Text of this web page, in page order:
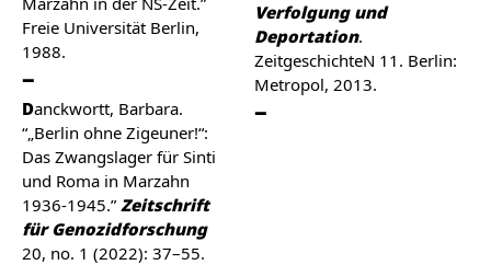
Freie Universität Berlin,
1988.
Danckwortt, Barbara.
“„Berlin ohne Zigeuner!“:
Das Zwangslager für Sinti
und Roma in Marzahn
1936-1945.” Zeitschrift
für Genozidforschung
20, no. 1 (2022): 37–55.
Verfolgung und
Deportation.
ZeitgeschichteN 11. Berlin:
Metropol, 2013.